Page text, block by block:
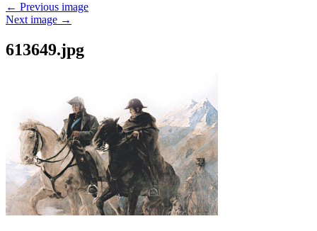
← Previous image
Next image →
613649.jpg